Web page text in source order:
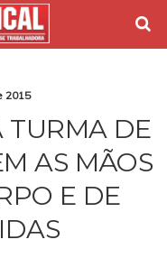
2015
TURMA DE
AS MÃOS
E DE